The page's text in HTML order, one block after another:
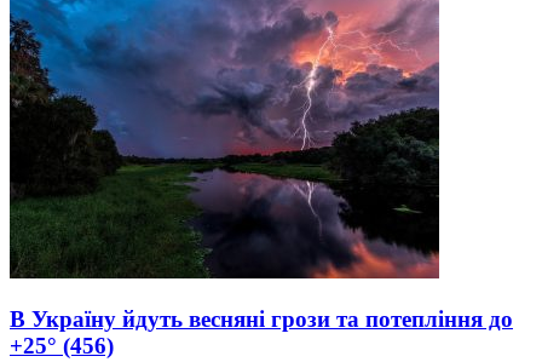
В Україну йдуть весняні грози та потепління до
+25° (456)